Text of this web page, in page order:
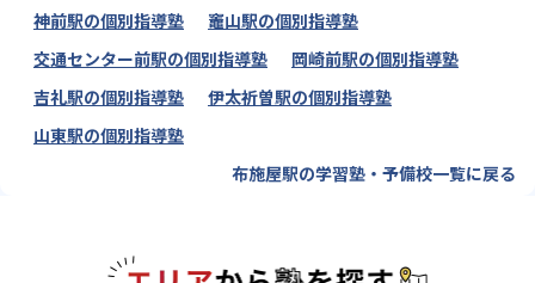
神前駅の個別指導塾
竈山駅の個別指導塾
交通センター前駅の個別指導塾
岡崎前駅の個別指導塾
吉礼駅の個別指導塾
伊太祈曽駅の個別指導塾
山東駅の個別指導塾
布施屋駅の学習塾・予備校一覧に戻る